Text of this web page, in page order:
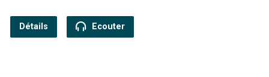
Détails Ecouter